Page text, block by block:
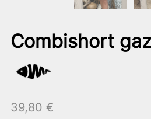
Combishort
39,80 €